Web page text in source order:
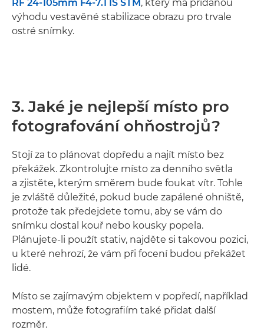
RF 24-105mm F4-7.1 IS STM , který má přidanou
výhodu vestavěné stabilizace obrazu pro trvale
ostré snímky.
3. Jaké je nejlepší místo pro
fotografování ohňostrojů?
Stojí za to plánovat dopředu a najít místo bez
překážek. Zkontrolujte místo za denního světla
a zjistěte, kterým směrem bude foukat vítr. Tohle
je zvláště důležité, pokud bude zapálené ohniště,
protože tak předejdete tomu, aby se vám do
snímku dostal kouř nebo kousky popela.
Plánujete-li použít stativ, najděte si takovou pozici,
u které nehrozí, že vám při focení budou překážet
lidé.
Místo se zajímavým objektem v popředí, například
mostem, může fotografiím také přidat další
rozměr.